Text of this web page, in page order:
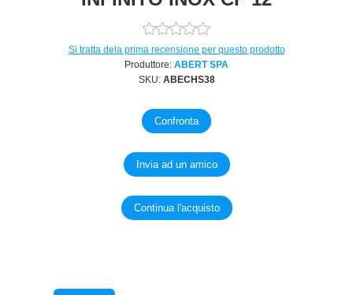
Si tratta dela prima recensione per questo prodotto
Produttore: ABERT SPA
SKU: ABECHS38